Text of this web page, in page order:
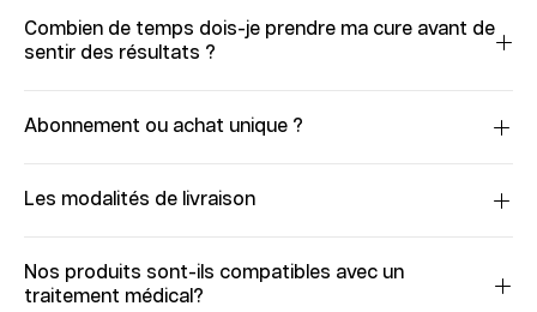
Combien de temps dois-je prendre ma cure avant de
sentir des résultats ?
Abonnement ou achat unique ?
Les modalités de livraison
Nos produits sont-ils compatibles avec un
traitement médical?